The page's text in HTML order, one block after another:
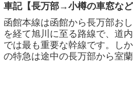
車記【長万部→小樽の車窓など
函館本線は函館から長万部お
を経て旭川に至る路線で、道
では最も重要な幹線です。し
の特急は途中の長万部から室